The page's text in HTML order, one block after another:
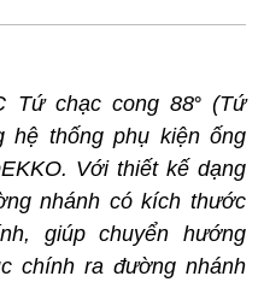
Tứ chạc cong 88°(Tứ
hệ thống phụ kiện ống
. Với thiết kế dạng
nhánh có kích thước
giúp chuyển hướng
chính ra đường nhánh